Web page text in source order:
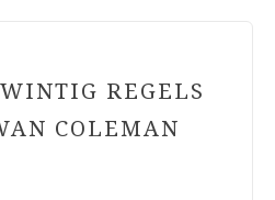
REGELS
COLEMAN